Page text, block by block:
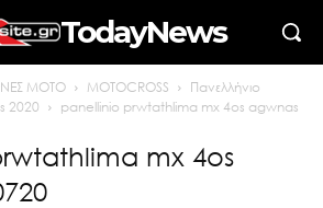
TodayNews
MOTO MOTOCROSS
Πανελλήνιο
2020
panellinio prwtathlima mx 4os agwnas
mx 4os